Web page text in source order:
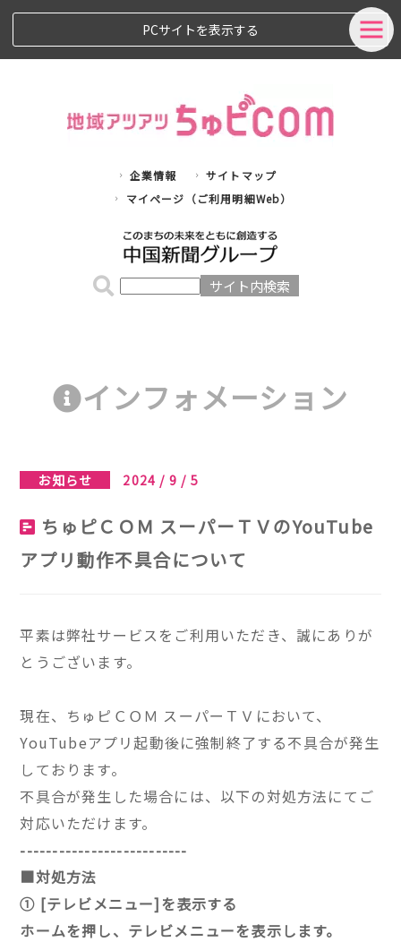
PCサイトを表示する
企業情報
サイトマップ
マイページ（ご利用明細Web）
インフォメーション
お知らせ 2024 / 9 / 5
ちゅピＣＯＭ スーパーＴＶのYouTube
アプリ動作不具合について
平素は弊社サービスをご利用いただき、誠にありが
とうございます。
現在、ちゅピＣＯＭ スーパーＴＶにおいて、
YouTubeアプリ起動後に強制終了する不具合が発生
しております。
不具合が発生した場合には、以下の対処方法にてご
対応いただけます。
--------------------------
■対処方法
① [テレビメニュー]を表示する
ホームを押し、テレビメニューを表示します。